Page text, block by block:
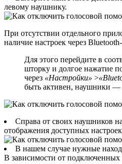
левому наушнику.
При отсутствии отдельного
наличие настроек через
Для этого перейдите в
шторку и долгое нажатие
через «Настройки» >
быть активен, наушники —
Справа от своих наушников
отображения доступных
В нашем случае нужные
В зависимости от подключенных